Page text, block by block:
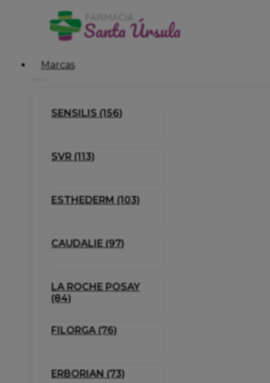
Marcas
SENSILIS (156)
SVR (113)
ESTHEDERM (103)
CAUDALIE (97)
LA ROCHE POSAY
(84)
FILORGA (76)
ERBORIAN (73)